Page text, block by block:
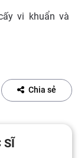
vi khuẩn và
Chia sẻ
SĨ